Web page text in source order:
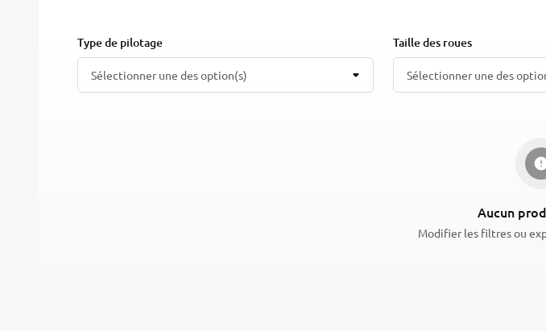
Type de pilotage
Sélectionner une des option(s)
Taille des roues
Sélectionner une des
Aucun
Modifier les filtres ou